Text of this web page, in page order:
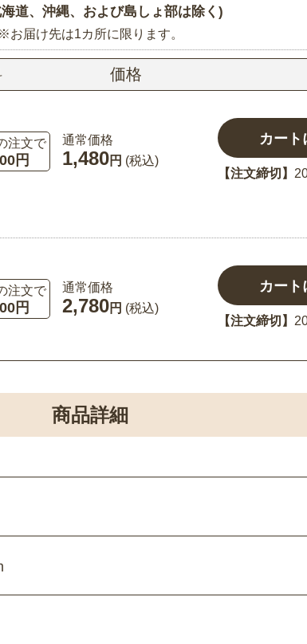
道、沖縄、および島しょ部は除く)
※お届け先は1カ所に限ります。
価格
注文で
円
通常価格
1,480円 (税込)
カート
【注文締切】
注文で
円
通常価格
2,780円 (税込)
カート
【注文締切】
商品詳細